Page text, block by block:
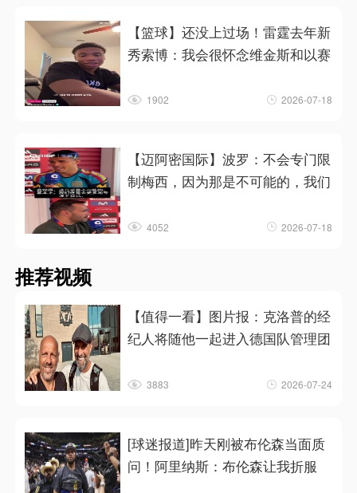
【篮球】还没上过场！雷霆去年新
秀索博：我会很怀念维金斯和以赛
1902 2026-07-18
【迈阿密国际】波罗：不会专门限
制梅西，因为那是不可能的，我们
4052 2026-07-18
推荐视频
【值得一看】图片报：克洛普的经
纪人将随他一起进入德国队管理团
3883 2026-07-24
[球迷报道]昨天刚被布伦森当面质
问！阿里纳斯：布伦森让我折服